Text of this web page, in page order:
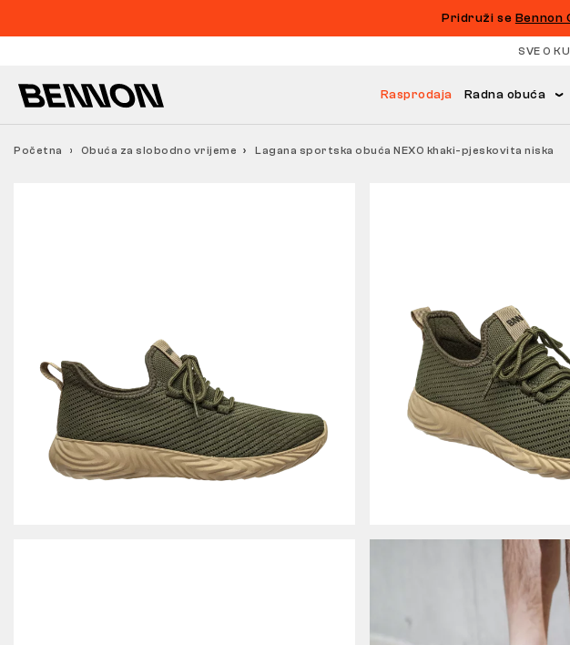
Pridruži se Bennon
SVE O
Rasprodaja Radna obuća
Početna Obuća za slobodno vrijeme Lagana sportska obuća NEXO khaki-pjeskovita niska